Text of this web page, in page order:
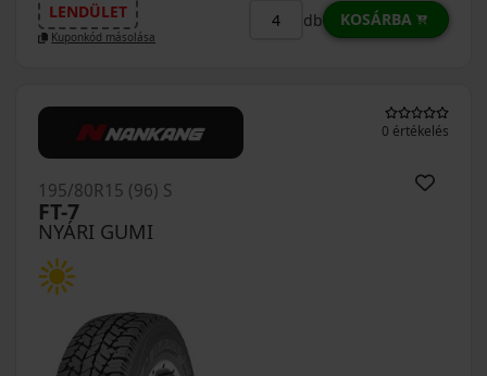
LENDÜLET
Kuponkód másolása
db KOSÁRBA
0 értékelés
NYÁRI GUMI
FT-7
195/80R15 (96) S